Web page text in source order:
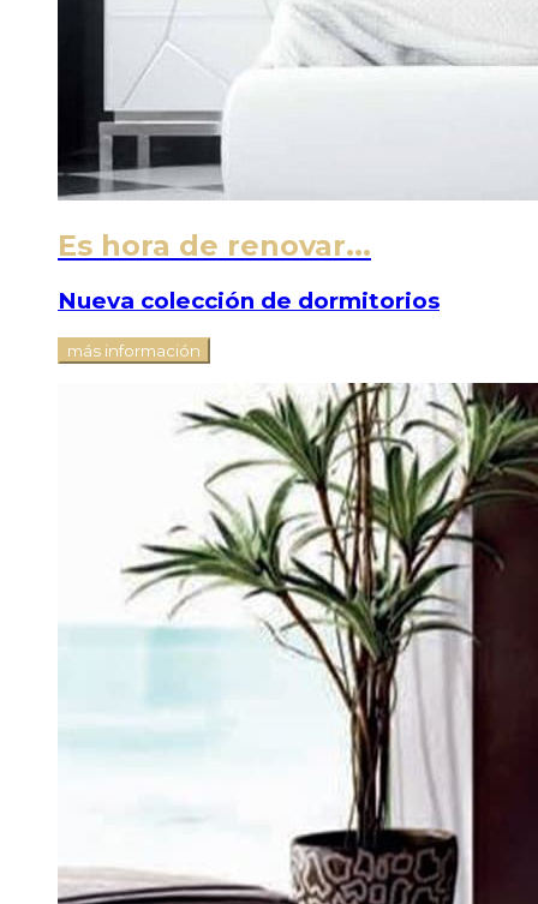
Es hora de renovar...
Nueva colección de dormitorios
más información